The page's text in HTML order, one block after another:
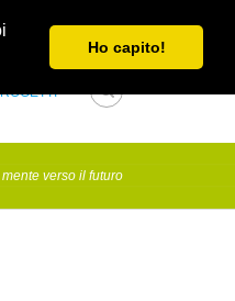
Ho capito!
verso il futuro